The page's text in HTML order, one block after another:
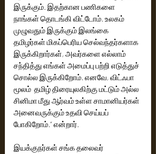
இருக்கும். இதற்கான பணிகளை
நாங்கள் தொடங்கி விட்டோம். உலகம்
முழுவதும் இருக்கும் இலங்கை
தமிழர்கள் மிகப்பெரிய செல்வந்தர்களாக
இருக்கிறார்கள், அவர்களை எல்லாம்
சந்தித்து எங்கள் அமைப்பு பற்றி எடுத்துச்
சொல்ல இருக்கிறோம். எனவே, விட்ஃபா
மூலம்  தமிழ் திரையுலகிற்கு மட்டும் அல்ல
சினிமா மீது ஆர்வம் உள்ள சாமானியர்கள்
அனைவருக்கும் உதவி செய்யப்
போகிறோம்.” என்றார்.
இயக்குநர்கள் சங்க தலைவர்